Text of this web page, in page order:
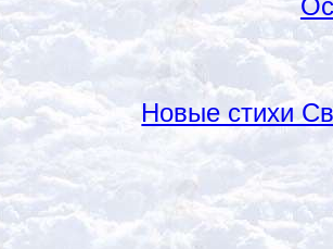
Новые стихи